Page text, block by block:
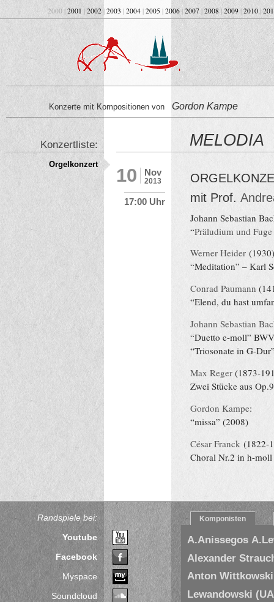
2000 | 2001 | 2002 | 2003 | 2004 | 2005 | 2006| 2007 | 2008 | 2009 | 2010|
Konzerte mit Kompositionen von Gordon Kampe
MELODIA
Nov
2013
10
17:00 Uhr
mit Prof.
Johann Sebastian
“Präludium und
Werner Heider
“Meditation” – Karl
Conrad Paumann
“Elend, du hast
Johann Sebastian
“Duetto e-moll”
“Triosonate in G-
Max Reger(1873-
Zwei Stücke aus
Gordon Kampe:
“missa” (2008)
César Franck (1822-
Choral Nr.2 in h-
Konzertliste:
Orgelkonzert
Randspiele bei:
Youtube
Facebook
Myspace
Soundcloud
Komponisten
A.Anissegos
Alexander
Anton
Lewandowski